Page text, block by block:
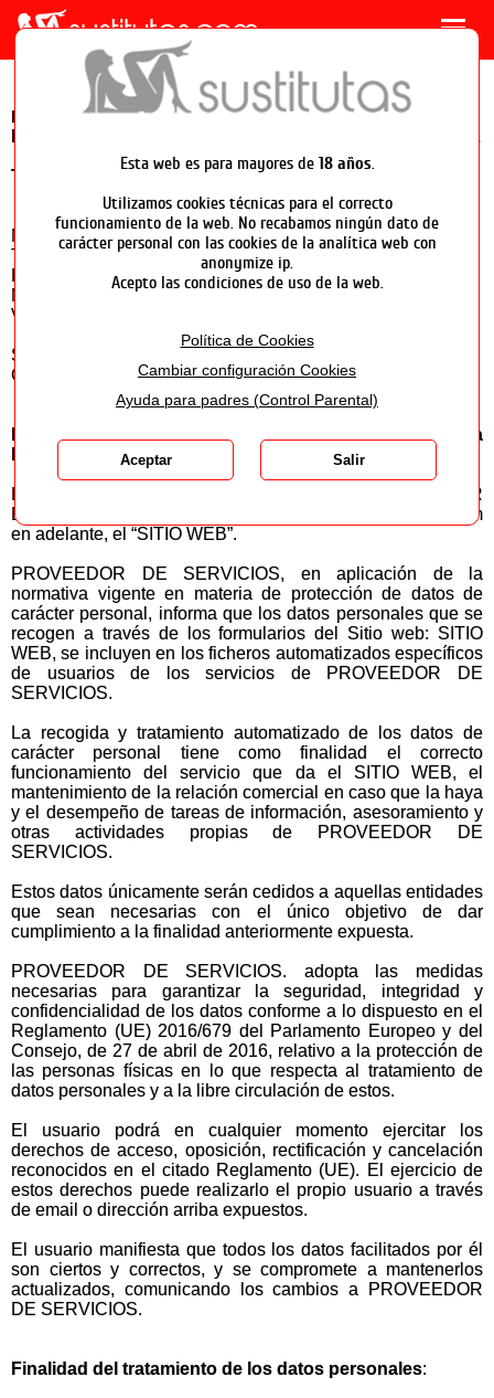
MENU
Escorts
Travestis
Panel de usuario
Soporte
Política de privacidad
POLÍTICA DE PRIVACIDAD ACTUALIZADA EL 1/10/2022
Titularidad del sitio web.
Majestic Soluções PT, LDA ZFM
Travessa do Pico de São João N° 10, R/C Fração E
Funchal (São Pedro) 9000-627
Madeira
VAT NUMBER: PT 517045362
Sitio web: sustitutas.com
Correo electrónico info arroba sustitutas.com
Protección de datos de carácter personal según la
La empresa expuesta arriba, en adelante el “PROVEEDOR
DE SERVICIOS”, es propietaria de este sitio sustitutas.com
en adelante, el “SITIO WEB”.
PROVEEDOR DE SERVICIOS, en aplicación de la
normativa vigente en materia de protección de datos de
carácter personal, informa que los datos personales que se
recogen a través de los formularios del Sitio web: SITIO
WEB, se incluyen en los ficheros automatizados específicos
de usuarios de los servicios de PROVEEDOR DE
SERVICIOS.
La recogida y tratamiento automatizado de los datos de
carácter personal tiene como finalidad el correcto
funcionamiento del servicio que da el SITIO WEB, el
mantenimiento de la relación comercial en caso que la haya
y el desempeño de tareas de información, asesoramiento y
otras actividades propias de PROVEEDOR DE
SERVICIOS.
Estos datos únicamente serán cedidos a aquellas entidades
que sean necesarias con el único objetivo de dar
cumplimiento a la finalidad anteriormente expuesta.
PROVEEDOR DE SERVICIOS. adopta las medidas
necesarias para garantizar la seguridad, integridad y
confidencialidad de los datos conforme a lo dispuesto en el
Reglamento (UE) 2016/679 del Parlamento Europeo y del
Consejo, de 27 de abril de 2016, relativo a la protección de
las personas físicas en lo que respecta al tratamiento de
datos personales y a la libre circulación de estos.
El usuario podrá en cualquier momento ejercitar los
derechos de acceso, oposición, rectificación y cancelación
reconocidos en el citado Reglamento (UE). El ejercicio de
estos derechos puede realizarlo el propio usuario a través
de email o dirección arriba expuestos.
El usuario manifiesta que todos los datos facilitados por él
son ciertos y correctos, y se compromete a mantenerlos
actualizados, comunicando los cambios a PROVEEDOR
DE SERVICIOS.
Finalidad del tratamiento de los datos personales:
Esta web es para mayores de 18 años.
Utilizamos cookies técnicas para el correcto
funcionamiento de la web. No recabamos ningún dato de
carácter personal con las cookies de la analítica web con
anonymize ip.
Acepto las condiciones de uso de la web.
Política de Cookies
Cambiar configuración Cookies
Ayuda para padres (Control Parental)
Aceptar Salir